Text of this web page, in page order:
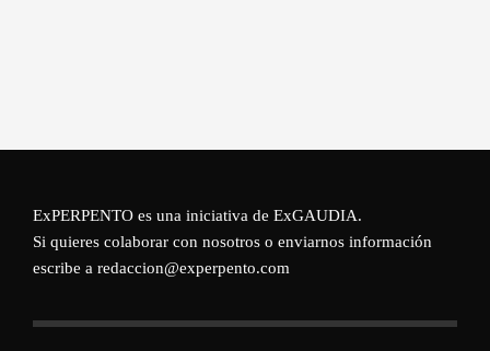
ExPERPENTO es una iniciativa de ExGAUDIA.
Si quieres colaborar con nosotros o enviarnos información
escribe a redaccion@experpento.com